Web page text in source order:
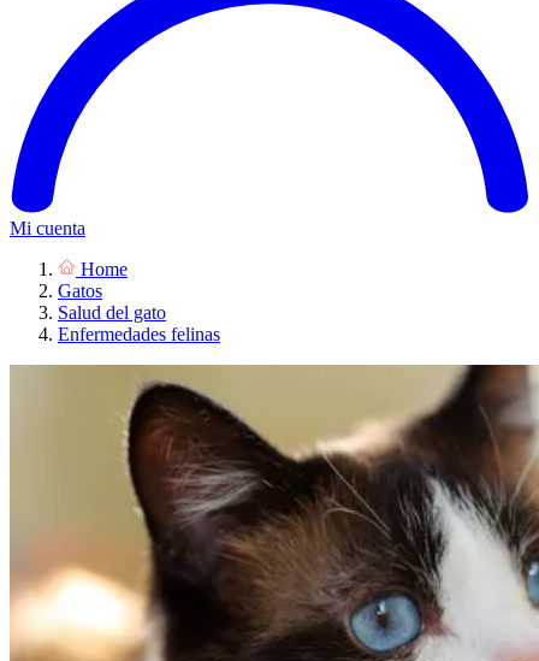
Mi cuenta
Home
Gatos
Salud del gato
Enfermedades felinas